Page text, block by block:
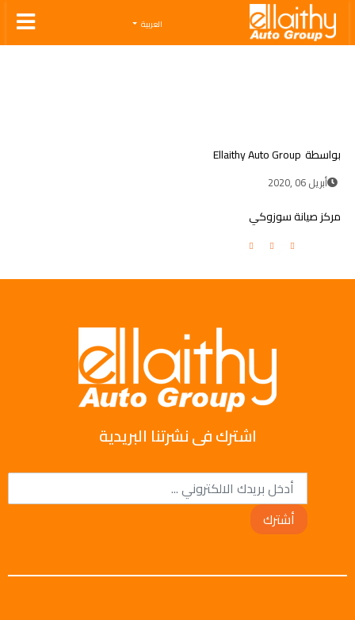
Ellaithy Auto Group
العربية
بواسطة Ellaithy Auto Group
أبريل 06 ,2020
مركز صيانة سوزوكي
اشترك فى نشرتنا البريدية
أشترك